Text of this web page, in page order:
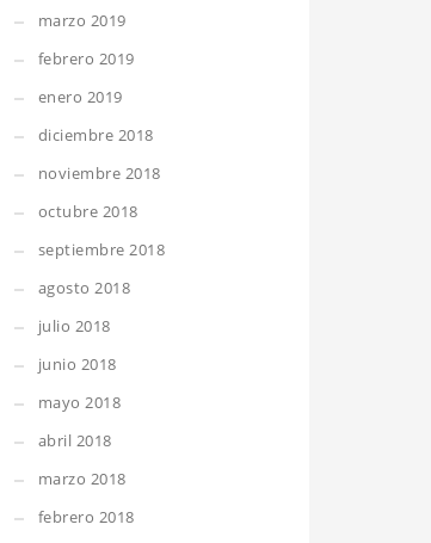
marzo 2019
febrero 2019
enero 2019
diciembre 2018
noviembre 2018
octubre 2018
septiembre 2018
agosto 2018
julio 2018
junio 2018
mayo 2018
abril 2018
marzo 2018
febrero 2018